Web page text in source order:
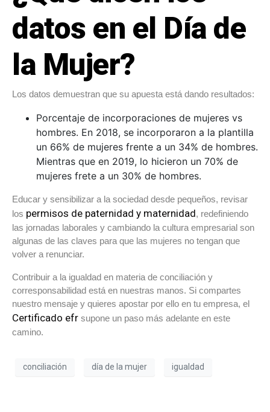
datos en el Día de
la Mujer?
Los datos demuestran que su apuesta está dando resultados:
Porcentaje de incorporaciones de mujeres vs
hombres. En 2018, se incorporaron a la plantilla
un 66% de mujeres frente a un 34% de hombres.
Mientras que en 2019, lo hicieron un 70% de
mujeres frete a un 30% de hombres.
Educar y sensibilizar a la sociedad desde pequeños, revisar
los permisos de paternidad y maternidad, redefiniendo
las jornadas laborales y cambiando la cultura empresarial son
algunas de las claves para que las mujeres no tengan que
volver a renunciar.
Contribuir a la igualdad en materia de conciliación y
corresponsabilidad está en nuestras manos. Si compartes
nuestro mensaje y quieres apostar por ello en tu empresa, el
Certificado efr supone un paso más adelante en este
camino.
conciliación día de la mujer igualdad